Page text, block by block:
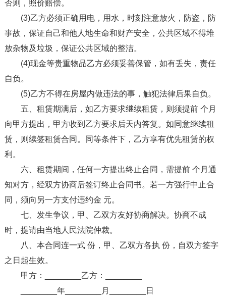
否则，照价赔偿。
(3)乙方必须正确用电，用水，时刻注意放火，防盗，防
事故，保证自己和他人地生命和财产安全，公共区域不得堆
放杂物及垃圾，保证公共区域的整洁。
(4)现金等贵重物品乙方必须妥善保管，如有丢失，责任
自负。
(5)乙方不得在房屋内做违法的事，触犯法律后果自负。
五、租赁期满后，如乙方要求继续租赁，则须提前 个月
向甲方提出，甲方收到乙方要求后天内答复。如同意继续租
赁，则续签租赁合同。同等条件下，乙方享有优先租赁的权
利。
六、租赁期间，任何一方提出终止合同，需提前 个月通
知对方，经双方协商后签订终止合同书。若一方强行中止合
同，须向另一方支付违约金 元。
七、发生争议，甲、乙双方友好协商解决。协商不成
时，提请由当地人民法院仲裁。
八、本合同连一式 份，甲、乙双方各执 份，自双方签字
之日起生效。
甲方：________乙方：________
________年________月________日